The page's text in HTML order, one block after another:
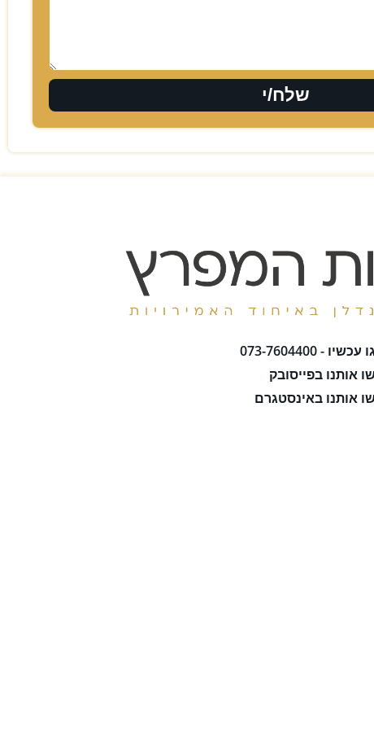
שלח/י
- 073-7604400
אותנו בפייסובק
אותנו באינסטגרם